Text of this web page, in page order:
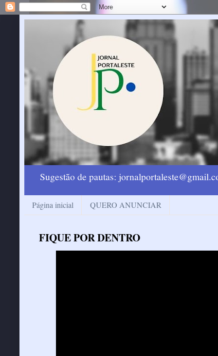
Sugestão de pautas:
Página inicial QUERO ANUNCIAR
FIQUE POR DENTRO